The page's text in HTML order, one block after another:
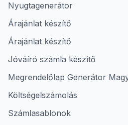
Nyugtagenerátor
Árajánlat készítő
Árajánlat készítő
Jóváíró számla készítő
Megrendelőlap Generátor
Költségelszámolás
Számlasablonok